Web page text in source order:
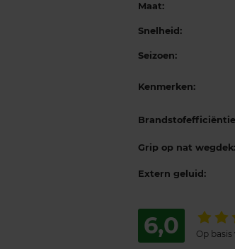
Maat:
Snelheid:
Seizoen:
Kenmerken:
Grip op nat wegdek:
Extern geluid:
6,0 Op basis